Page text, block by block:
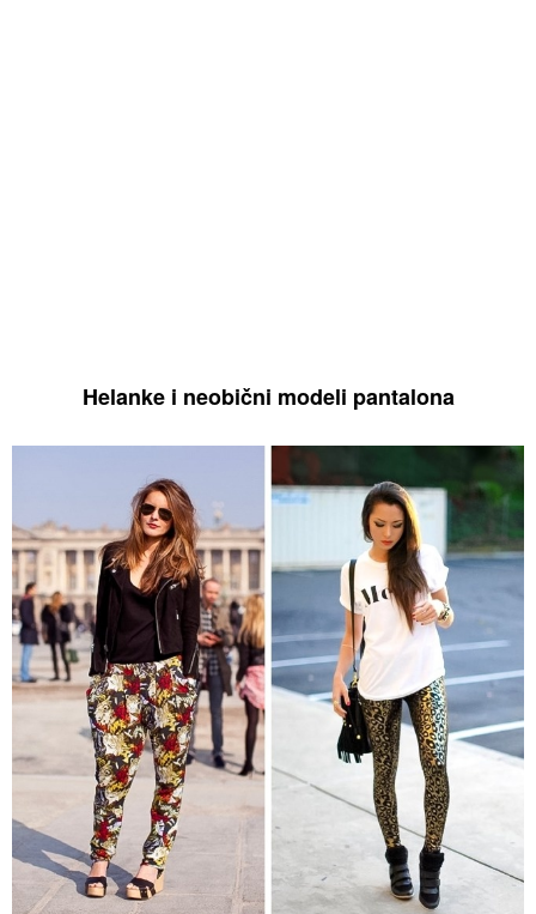
Helanke i neobični modeli pantalona